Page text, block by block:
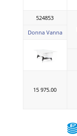
524853
Donna Vanna
15 975.00